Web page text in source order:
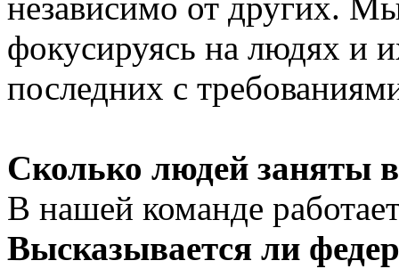
фокусируясь на людях и
последних с
Сколько людей заняты
В нашей команде
Высказывается ли